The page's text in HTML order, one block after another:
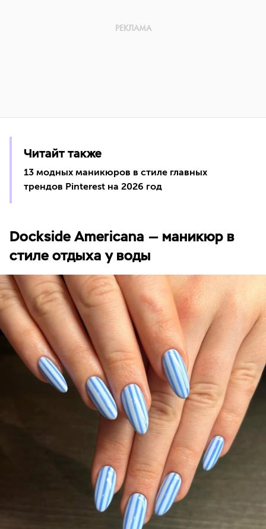
Читайт также
13 модных маникюров в стиле главных
трендов Pinterest на 2026 год
Dockside Americana — маникюр в
стиле отдыха у воды